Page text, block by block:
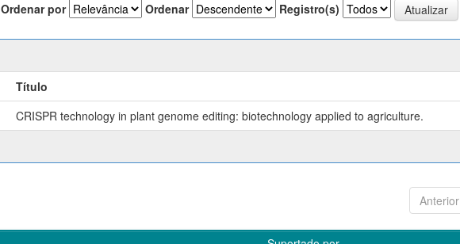
Ordenar por Ordenar Registro(s)
Título
CRISPR technology in plant genome editing: biotechnology applied to agriculture.
Anterior